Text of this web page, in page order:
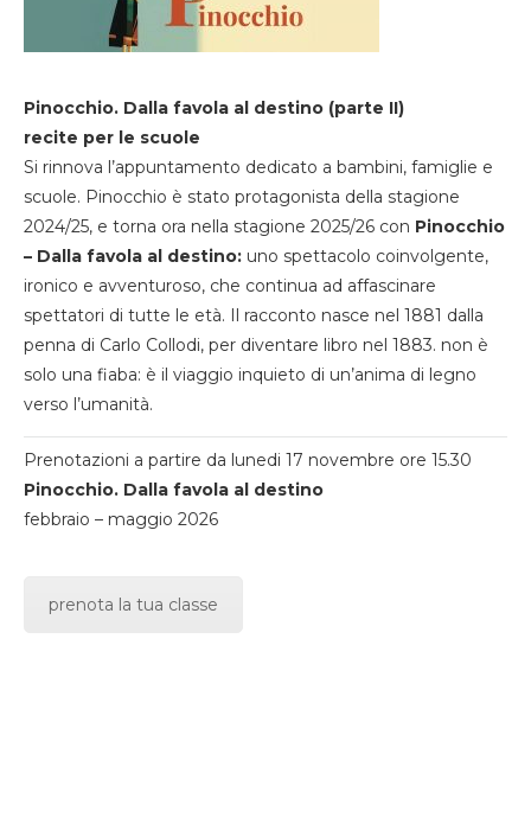
Pinocchio. Dalla favola al destino (parte II)
recite per le scuole
Si rinnova l’appuntamento dedicato a bambini, famiglie e
scuole. Pinocchio è stato protagonista della stagione
2024/25, e torna ora nella stagione 2025/26 con Pinocchio
– Dalla favola al destino: uno spettacolo coinvolgente,
ironico e avventuroso, che continua ad affascinare
spettatori di tutte le età. Il racconto nasce nel 1881 dalla
penna di Carlo Collodi, per diventare libro nel 1883. non è
solo una fiaba: è il viaggio inquieto di un’anima di legno
verso l’umanità.
Prenotazioni a partire da lunedi 17 novembre ore 15.30
Pinocchio. Dalla favola al destino
febbraio – maggio 2026
prenota la tua classe